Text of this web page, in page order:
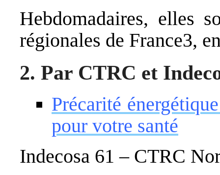
Hebdomadaires, elles
régionales de France3,
2. Par CTRC et
Précarité
pour votre santé
Indecosa 61 – CTRC